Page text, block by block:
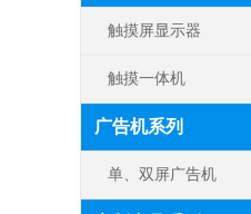
触摸屏显示器
触摸一体机
广告机系列
单、双屏广告机